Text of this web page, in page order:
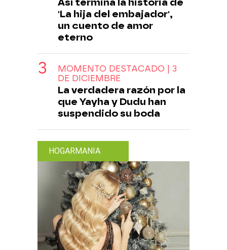
'La hija del embajador',
un cuento de amor
eterno
MOMENTO DESTACADO | 3
DE DICIEMBRE
La verdadera razón por la
que Yayha y Dudu han
suspendido su boda
HOGARMANIA